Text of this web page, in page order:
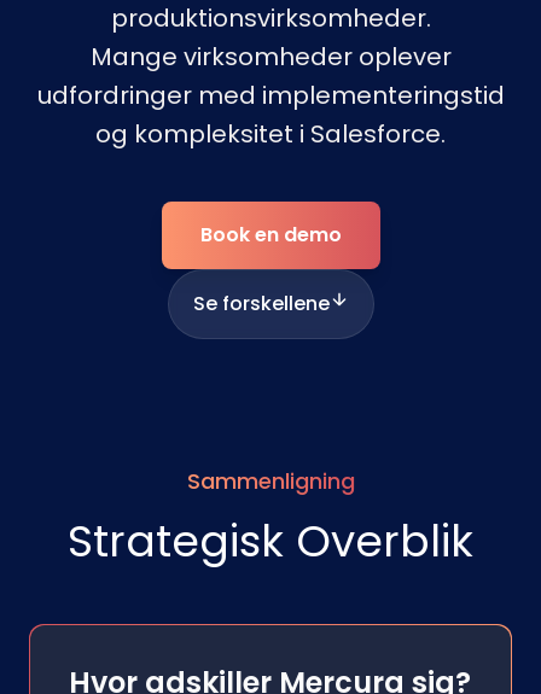
produktionsvirksomheder.
Mange virksomheder oplever
udfordringer med implementeringstid
og kompleksitet i Salesforce.
Book en demo
Se forskellene
Sammenligning
Strategisk Overblik
Hvor adskiller Mercura sig?